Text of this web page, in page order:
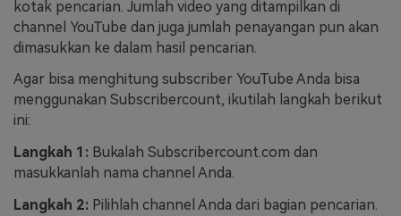
kotak pencarian. Jumlah video yang ditampilkan di
channel YouTube dan juga jumlah penayangan pun akan
dimasukkan ke dalam hasil pencarian.
Agar bisa menghitung subscriber YouTube Anda bisa
menggunakan Subscribercount, ikutilah langkah berikut
ini:
Langkah 1: Bukalah Subscribercount.com dan
masukkanlah nama channel Anda.
Langkah 2: Pilihlah channel Anda dari bagian pencarian.